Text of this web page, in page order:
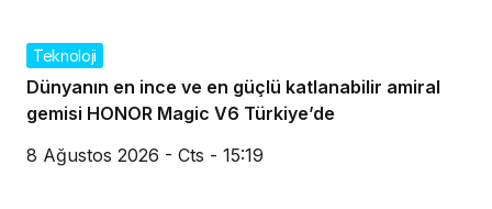
Teknoloji
Dünyanın en ince ve en güçlü katlanabilir amiral
gemisi HONOR Magic V6 Türkiye’de
8 Ağustos 2026 - Cts - 15:19